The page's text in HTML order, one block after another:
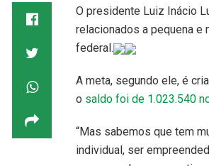
O presidente Luiz Inácio
relacionados a pequena e
federal.
A meta, segundo ele, é
o saldo foi de 1.023.540
“Mas sabemos que tem
individual, ser